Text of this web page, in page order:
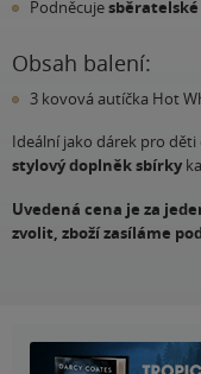
Podněcuje
Obsah balení:
3 kovová autíčka Hot
Ideální jako dárek pro
stylový doplněk sbírky
Uvedená cena je za
zvolit, zboží zasíláme